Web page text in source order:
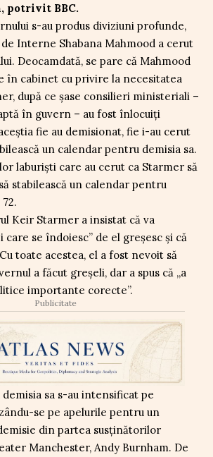
potrivit BBC.
s-au produs diviziuni profunde,
Interne Shabana Mahmood a cerut
Deocamdată, se pare că Mahmood
în cabinet cu privire la necesitatea
după ce șase consilieri ministeriali –
în guvern – au fost înlocuiți
fie au demisionat, fie i-au cerut
un calendar pentru demisia sa.
laburiști care au cerut ca Starmer să
stabilească un calendar pentru
Keir Starmer a insistat că va
care se îndoiesc” de el greșesc și că
toate acestea, el a fost nevoit să
a făcut greșeli, dar a spus că „a
importante corecte”.
Publicitate
sa s-au intensificat pe
se pe apelurile pentru un
din partea susținătorilor
Manchester, Andy Burnham. De